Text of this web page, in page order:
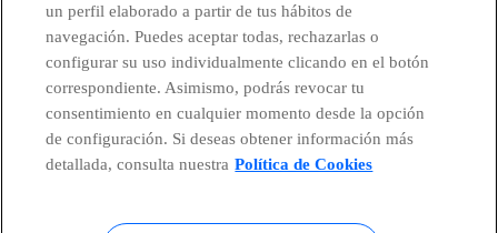
Telefónica en redes sociales
Canal de Denuncias
Centro Global Transparencia
un perfil elaborado a partir de tus hábitos de
navegación. Puedes aceptar todas, rechazarlas o
configurar su uso individualmente clicando en el botón
correspondiente. Asimismo, podrás revocar tu
consentimiento en cualquier momento desde la opción
de configuración. Si deseas obtener información más
detallada, consulta nuestra Política de Cookies